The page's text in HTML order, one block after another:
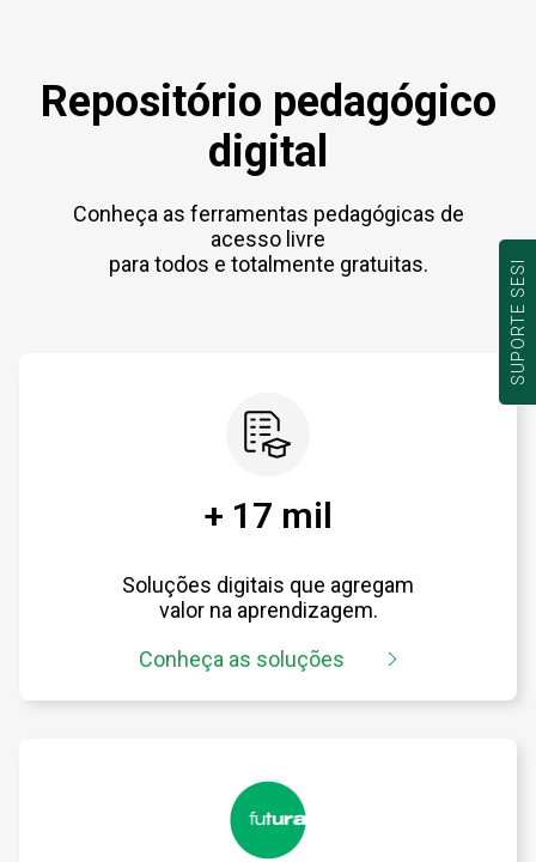
SUPORTE SESI
Repositório pedagógico
digital
Conheça as ferramentas pedagógicas de
acesso livre
para todos e totalmente gratuitas.
+ 17 mil
Soluções digitais que agregam
valor na aprendizagem.
Conheça as soluções